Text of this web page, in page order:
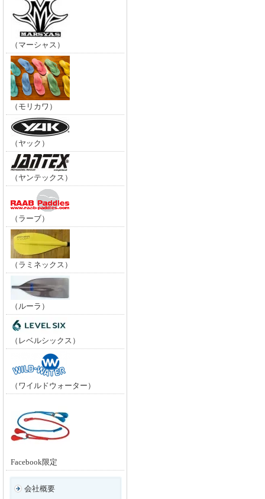
（マーシャス）
（モリカワ）
（ヤック）
（ヤンテックス）
（ラーブ）
（ラミネックス）
（ルーラ）
（レベルシックス）
（ワイルドウォーター）
Facebook限定
会社概要